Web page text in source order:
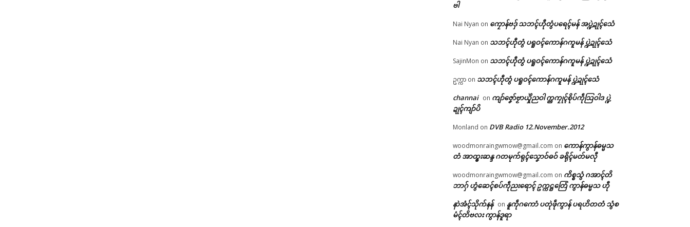
ဣသိယဵု သၠုင်ပ္တိုန်ၚုဟ်ကီု
လေဝ် ညးတိုန်လ္ၚောဝ်ကျာ်
ဗါ
Nai Nyan on ကၠောန်ဗဒှ် သဘၚ်ဟီုတွံပရေၚ်မန် အပ္ဍဲဍုၚ်သေံ
Nai Nyan on သဘၚ်ဟီုတွံ ပရူဝၚ်ကောန်ဂကူမန် ပ္ဍဲဍုၚ်သေံ
SajinMon on သဘၚ်ဟီုတွံ ပရူဝၚ်ကောန်ဂကူမန် ပ္ဍဲဍုၚ်သေံ
ဥက္ကာ on သဘၚ်ဟီုတွံ ပရူဝၚ်ကောန်ဂကူမန် ပ္ဍဲဍုၚ်သေံ
channai on ကျာ်ဇၞော်ဗၟာယှိုဲညဝါ က္ညကၠုၚ်စိုပ်ကဵုသြဝါဒ ပ္ဍဲ
ဍုၚ်ကျာ်ပိ
Monland on DVB Radio 12.November.2012
woodmonraingwmow@gmail.com on ကောန်ကွာန်ဓမ္မသ
တံ အာထ္ၜးဆန္ဒ ဂတမုက်ရုၚ်သၞောဝ်ဓဝ် ခရိုၚ်မတ်မလီု
woodmonraingwmow@gmail.com on ကိစ္စသွံ ဂအာၚ်တိ
ဘာဂှ် ဟွံဆေၚ်စပ်ကဵုညးရောၚ် ဥက္ကဋ္ဌတြေံ ကွာန်ဓမ္မသ ဟီု
နာဲအံၚ်သိုက်နန် on နူကဵုဂကောံ ပတုဲဖဵုကွာန် ပရဟိတတံ သွံစ
မံၚ်တိဗလး ကွာန်ဒူရာ